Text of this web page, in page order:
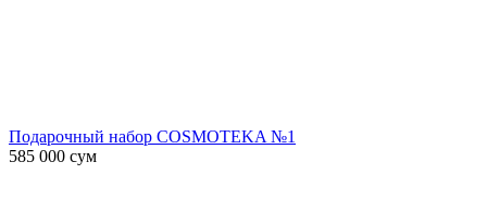
Подарочный набор COSMOTEKA №1
585 000 сум